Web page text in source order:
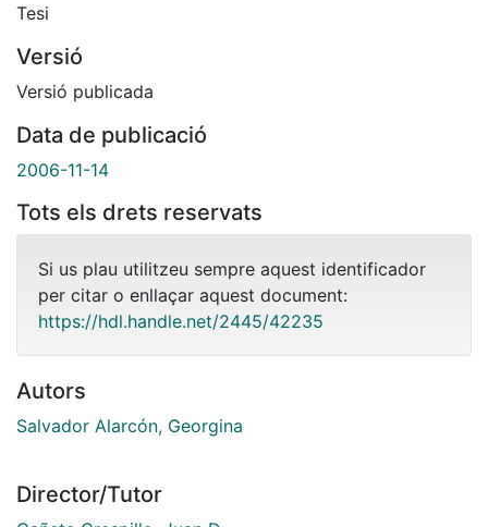
Tesi
Versió
Versió publicada
Data de publicació
2006-11-14
Tots els drets reservats
Si us plau utilitzeu sempre aquest identificador
per citar o enllaçar aquest document:
https://hdl.handle.net/2445/42235
Autors
Salvador Alarcón, Georgina
Director/Tutor